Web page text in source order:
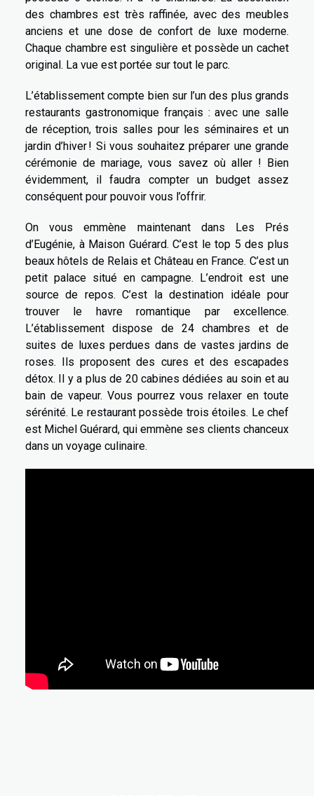
des chambres est très raffinée, avec des meubles
anciens et une dose de confort de luxe moderne.
Chaque chambre est singulière et possède un cachet
original. La vue est portée sur tout le parc.
L’établissement compte bien sur l’un des plus grands
restaurants gastronomique français : avec une salle
de réception, trois salles pour les séminaires et un
jardin d’hiver ! Si vous souhaitez préparer une grande
cérémonie de mariage, vous savez où aller ! Bien
évidemment, il faudra compter un budget assez
conséquent pour pouvoir vous l’offrir.
On vous emmène maintenant dans Les Prés
d’Eugénie, à Maison Guérard. C’est le top 5 des plus
beaux hôtels de Relais et Château en France. C’est un
petit palace situé en campagne. L’endroit est une
source de repos. C’est la destination idéale pour
trouver le havre romantique par excellence.
L’établissement dispose de 24 chambres et de
suites de luxes perdues dans de vastes jardins de
roses. Ils proposent des cures et des escapades
détox. Il y a plus de 20 cabines dédiées au soin et au
bain de vapeur. Vous pourrez vous relaxer en toute
sérénité. Le restaurant possède trois étoiles. Le chef
est Michel Guérard, qui emmène ses clients chanceux
dans un voyage culinaire.